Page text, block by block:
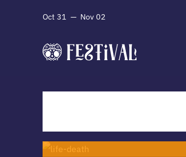
Oct 31 — Nov 02
Life &